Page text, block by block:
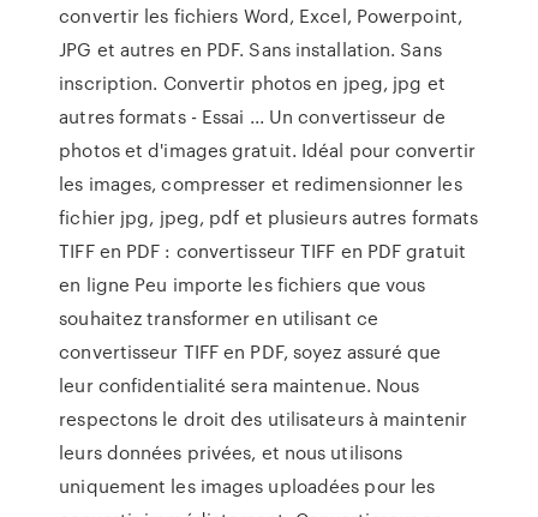
convertir les fichiers Word, Excel, Powerpoint,
JPG et autres en PDF. Sans installation. Sans
inscription. Convertir photos en jpeg, jpg et
autres formats - Essai ... Un convertisseur de
photos et d'images gratuit. Idéal pour convertir
les images, compresser et redimensionner les
fichier jpg, jpeg, pdf et plusieurs autres formats
TIFF en PDF : convertisseur TIFF en PDF gratuit
en ligne Peu importe les fichiers que vous
souhaitez transformer en utilisant ce
convertisseur TIFF en PDF, soyez assuré que
leur confidentialité sera maintenue. Nous
respectons le droit des utilisateurs à maintenir
leurs données privées, et nous utilisons
uniquement les images uploadées pour les